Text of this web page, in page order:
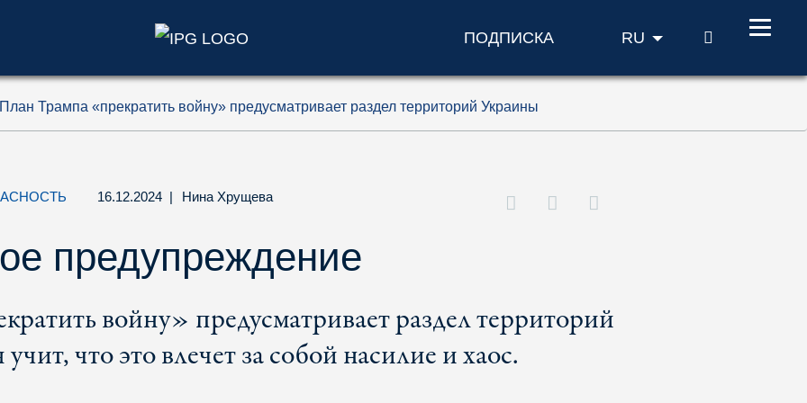
ПОДПИСКА RU ПОИСК
План Трампа «прекратить войну» предусматривает раздел территорий Украины
16.12.2024 | Нина Хрущева
предупреждение
войну» предусматривает раздел территорий
что это влечет за собой насилие и хаос.